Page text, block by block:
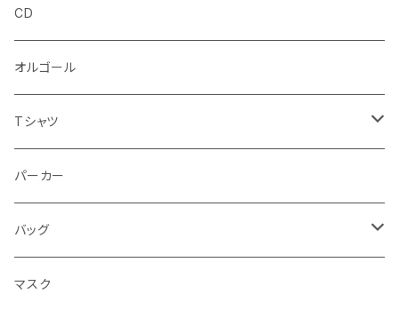
CD
オルゴール
Tシャツ
半袖Tシャツ
長袖Tシャツ
パーカー
バッグ
エコバッグ
マスク